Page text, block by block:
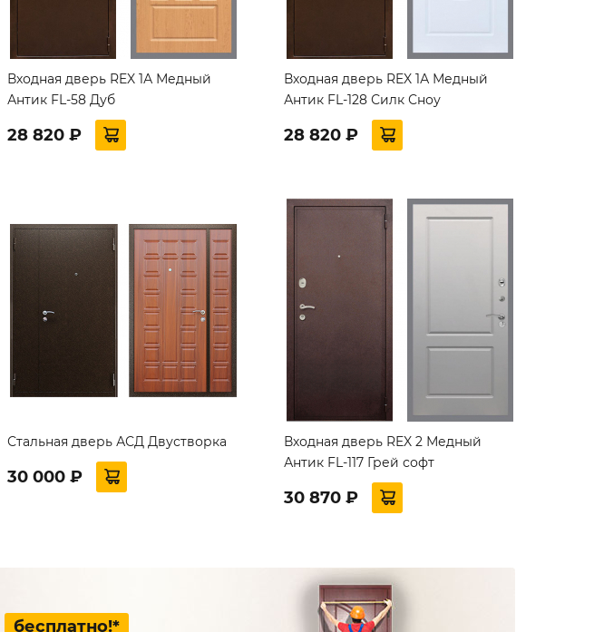
Входная дверь REX 1А Медный
Антик FL-58 Дуб
28 820 ₽
Входная дверь REX 1А Медный
Антик FL-128 Силк Сноу
28 820 ₽
Стальная дверь АСД Двустворка
30 000 ₽
Входная дверь REX 2 Медный
Антик FL-117 Грей софт
30 870 ₽
бесплатно!*